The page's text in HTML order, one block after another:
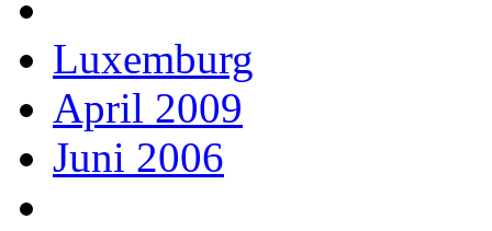
Luxemburg
April 2009
Juni 2006